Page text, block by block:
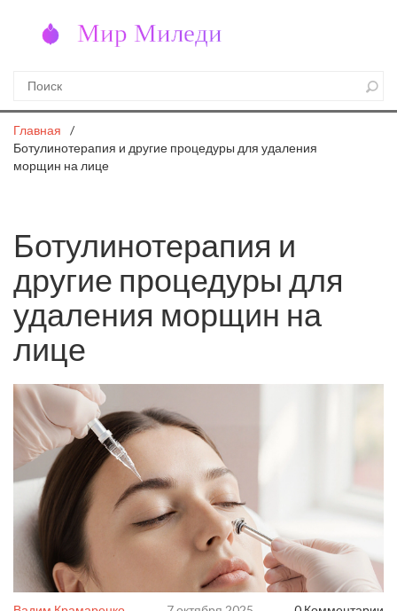
Главная
Ботулинотерапия и другие процедуры для удаления
морщин на лице
Ботулинотерапия и
другие процедуры для
удаления морщин на
лице